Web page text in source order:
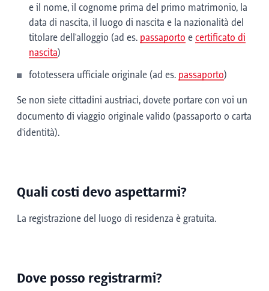
e il nome, il cognome prima del primo matrimonio, la
data di nascita, il luogo di nascita e la nazionalità del
titolare dell'alloggio (ad es. passaporto e certificato di
nascita)
fototessera ufficiale originale (ad es. passaporto)
Se non siete cittadini austriaci, dovete portare con voi un
documento di viaggio originale valido (passaporto o carta
d'identità).
Quali costi devo aspettarmi?
La registrazione del luogo di residenza è gratuita.
Dove posso registrarmi?